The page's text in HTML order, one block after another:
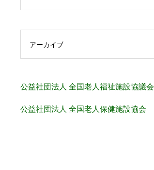
アーカイブ
公益社団法人 全国老人福祉施設協議会
公益社団法人 全国老人保健施設協会